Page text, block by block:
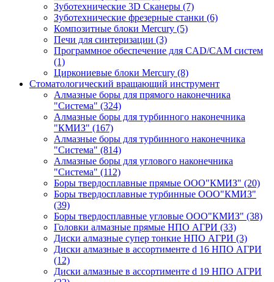
Зуботехнические 3D Сканеры (7)
Зуботехнические фрезерные станки (6)
Композитные блоки Mercury (5)
Печи для синтеризации (3)
Программное обеспечение для CAD/CAM систем
(1)
Циркониевые блоки Mercury (8)
Стоматологический вращающий инструмент
Алмазные боры для прямого наконечника
"Система" (324)
Алмазные боры для турбинного наконечника
"КМИЗ" (167)
Алмазные боры для турбинного наконечника
"Система" (814)
Алмазные боры для углового наконечника
"Система" (112)
Боры твердосплавные прямые ООО"КМИЗ" (20)
Боры твердосплавные турбинные ООО"КМИЗ"
(39)
Боры твердосплавные угловые ООО"КМИЗ" (38)
Головки алмазные прямые НПО АГРИ (33)
Диски алмазные супер тонкие НПО АГРИ (3)
Диски алмазные в ассортименте d 16 НПО АГРИ
(12)
Диски алмазные в ассортименте d 19 НПО АГРИ